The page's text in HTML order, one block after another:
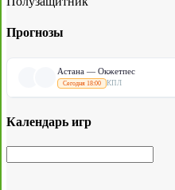
Прогнозы
Астана — Окжетпес
Сегодня 18:00 КПЛ
Календарь игр